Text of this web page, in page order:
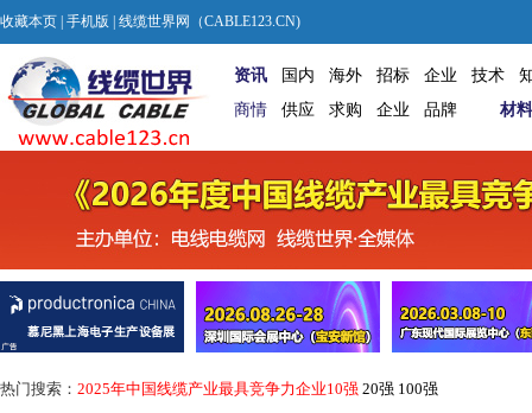
收藏本页 手机版 | 线缆世界网（CABLE123.CN)
资讯 国内 海外 招标 企业 技术
商情
供应 求购 企业 品牌 材料
热门搜索： 2025年中国线缆产业最具竞争力企业10强 20强 100强